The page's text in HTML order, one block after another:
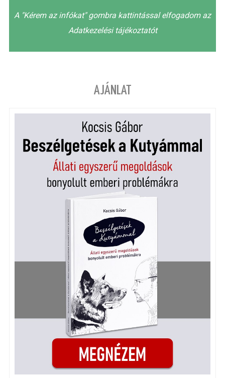
A "Kérem az infókat" gombra kattintással elfogadom az
Adatkezelési tájékoztatót
AJÁNLAT